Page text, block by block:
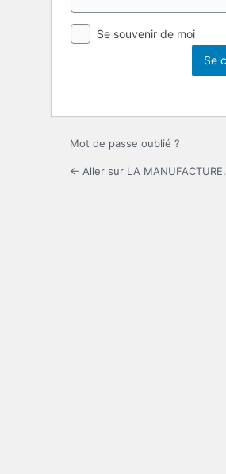
Se souvenir de moi
Mot de passe oublié ?
← Aller sur LA MANUFACTURE.